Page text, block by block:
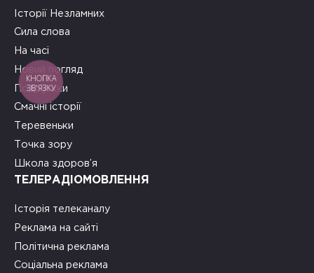
Історії Незламних
Сила слова
На часі
Новий погляд
Подружки
Смачні історії
Теревеньки
Точка зору
Школа здоров’я
ТЕЛЕРАДІОМОВЛЕННЯ
Історія телеканалу
Реклама на сайті
Політична реклама
Соціальна реклама
КНОПКА
ЗВ'ЯЗКУ